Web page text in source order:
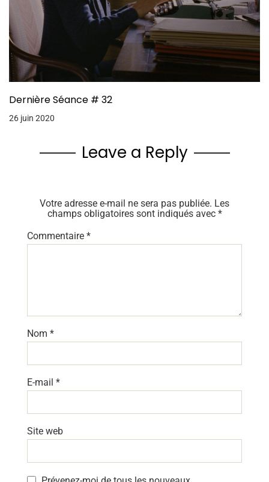
Dernière Séance # 32
26 juin 2020
Leave a Reply
Votre adresse e-mail ne sera pas publiée. Les
champs obligatoires sont indiqués avec *
Commentaire *
Nom *
E-mail *
Site web